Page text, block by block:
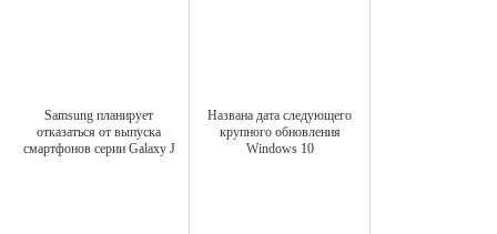
Samsung планирует
отказаться от выпуска
смартфонов серии Galaxy J
Названа дата следующего
крупного обновления
Windows 10